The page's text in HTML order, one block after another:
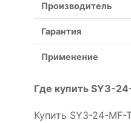
Производитель
Гарантия
Применение
Где купить SY3-
Купить SY3-24-